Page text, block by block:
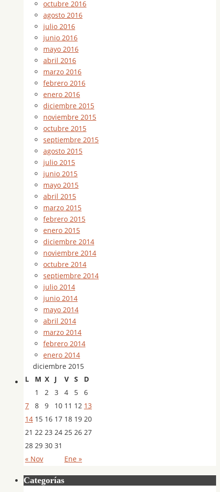
octubre 2016
agosto 2016
julio 2016
junio 2016
mayo 2016
abril 2016
marzo 2016
febrero 2016
enero 2016
diciembre 2015
noviembre 2015
octubre 2015
septiembre 2015
agosto 2015
julio 2015
junio 2015
mayo 2015
abril 2015
marzo 2015
febrero 2015
enero 2015
diciembre 2014
noviembre 2014
octubre 2014
septiembre 2014
julio 2014
junio 2014
mayo 2014
abril 2014
marzo 2014
febrero 2014
enero 2014
diciembre 2015
L
M X J V S D
« Nov Ene »
1 2 3 4 5
6
7
8 9 10 11 12 13
14 15 16 17 18 19 20
21 22 23 24 25 26 27
28 29 30 31
Categorías